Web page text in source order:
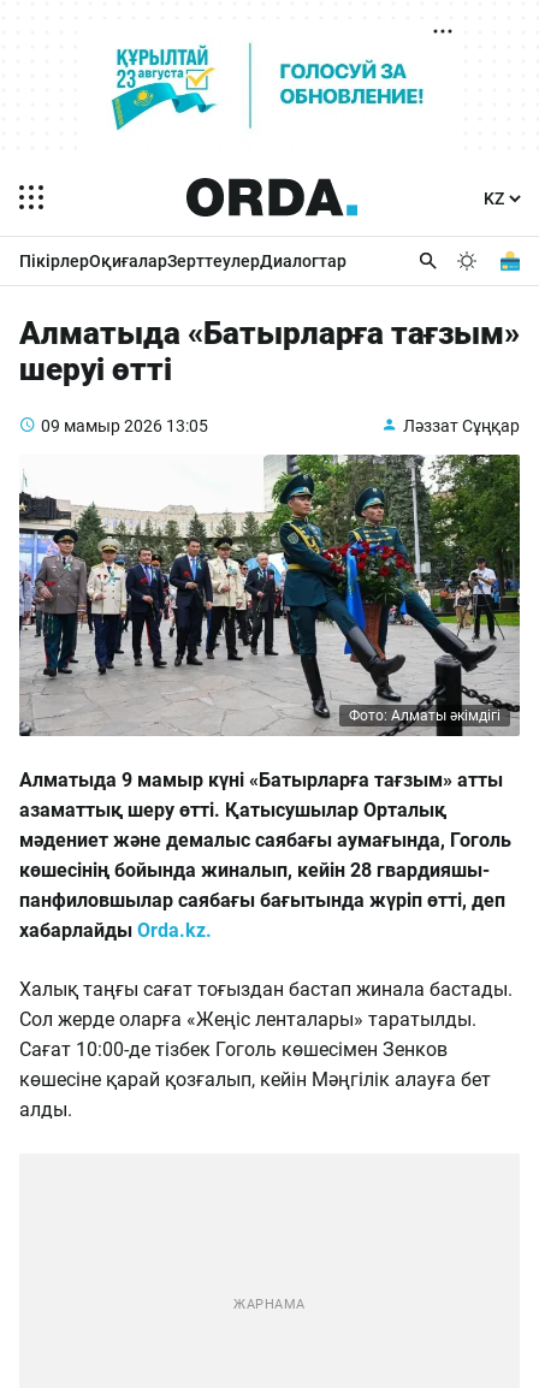
ПікірлерОқиғаларЗерттеулерДиалогтар
Алматыда «Батырларға тағзым»
шеруі өтті
09 мамыр 2026 13:05 Ләззат Сұңқар
Фото: Алматы әкімдігі
Алматыда 9 мамыр күні «Батырларға тағзым» атты
азаматтық шеру өтті. Қатысушылар Орталық
мәдениет және демалыс саябағы аумағында, Гоголь
көшесінің бойында жиналып, кейін 28 гвардияшы-
панфиловшылар саябағы бағытында жүріп өтті, деп
хабарлайды Orda.kz.
Халық таңғы сағат тоғыздан бастап жинала бастады.
Сол жерде оларға «Жеңіс ленталары» таратылды.
Сағат 10:00-де тізбек Гоголь көшесімен Зенков
көшесіне қарай қозғалып, кейін Мәңгілік алауға бет
алды.